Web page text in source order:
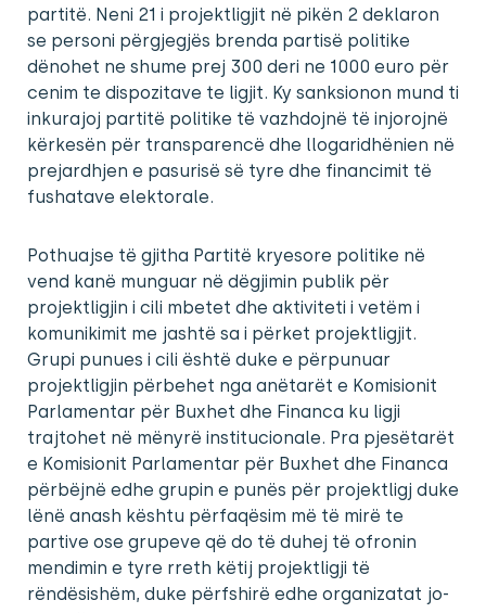
partitë. Neni 21 i projektligjit në pikën 2 deklaron
se personi përgjegjës brenda partisë politike
dënohet ne shume prej 300 deri ne 1000 euro për
cenim te dispozitave te ligjit. Ky sanksionon mund ti
inkurajoj partitë politike të vazhdojnë të injorojnë
kërkesën për transparencë dhe llogaridhënien në
prejardhjen e pasurisë së tyre dhe financimit të
fushatave elektorale.
Pothuajse të gjitha Partitë kryesore politike në
vend kanë munguar në dëgjimin publik për
projektligjin i cili mbetet dhe aktiviteti i vetëm i
komunikimit me jashtë sa i përket projektligjit.
Grupi punues i cili është duke e përpunuar
projektligjin përbehet nga anëtarët e Komisionit
Parlamentar për Buxhet dhe Financa ku ligji
trajtohet në mënyrë institucionale. Pra pjesëtarët
e Komisionit Parlamentar për Buxhet dhe Financa
përbëjnë edhe grupin e punës për projektligj duke
lënë anash kështu përfaqësim më të mirë te
partive ose grupeve që do të duhej të ofronin
mendimin e tyre rreth këtij projektligji të
rëndësishëm, duke përfshirë edhe organizatat jo-